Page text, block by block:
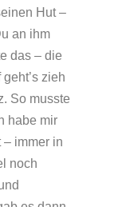
Hut –
an ihm
das – die
zieh
So musste
habe mir
immer in
noch